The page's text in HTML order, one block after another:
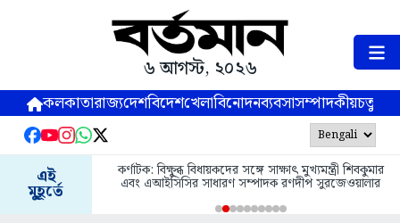
৬ আগস্ট, ২০২৬
কলকাতারাজ্যদেশবিদেশখেলাবিনোদনব্যবসাসম্পাদকীয়
এই
মুহূর্তে
কর্ণাটক: বিক্ষুব্ধ বিধায়কদের সঙ্গে সাক্ষাৎ মুখ্যমন্ত্রী শিবকুমার
এবং এআইসিসির সাধারণ সম্পাদক রণদীপ সুরজেওয়ালার